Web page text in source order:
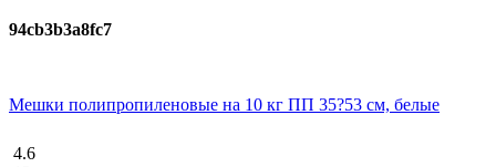
94cb3b3a8fc7
Мешки полипропиленовые на 10 кг ПП 35?53 см, белые
4.6